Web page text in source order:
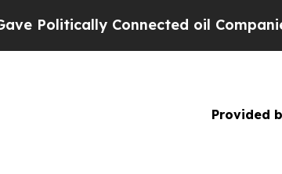
Connected oil Companies —
Provided